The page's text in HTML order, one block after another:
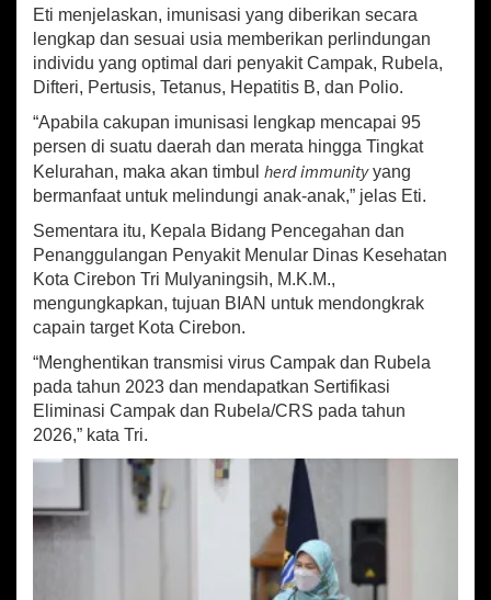
Eti menjelaskan, imunisasi yang diberikan secara
lengkap dan sesuai usia memberikan perlindungan
individu yang optimal dari penyakit Campak, Rubela,
Difteri, Pertusis, Tetanus, Hepatitis B, dan Polio.
“Apabila cakupan imunisasi lengkap mencapai 95
persen di suatu daerah dan merata hingga Tingkat
Kelurahan, maka akan timbul herd immunityyang
bermanfaat untuk melindungi anak-anak,” jelas Eti.
Sementara itu, Kepala Bidang Pencegahan dan
Penanggulangan Penyakit Menular Dinas Kesehatan
Kota Cirebon Tri Mulyaningsih, M.K.M.,
mengungkapkan, tujuan BIAN untuk mendongkrak
capain target Kota Cirebon.
“Menghentikan transmisi virus Campak dan Rubela
pada tahun 2023 dan mendapatkan Sertifikasi
Eliminasi Campak dan Rubela/CRS pada tahun
2026,” kata Tri.